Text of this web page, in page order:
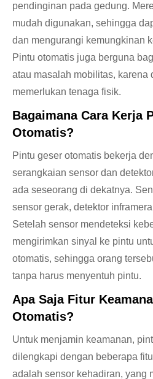
pendinginan pada gedung.
mudah digunakan, sehingga
dan mengurangi kemungkinan
Pintu otomatis juga berguna
atau masalah mobilitas, karena
memerlukan tenaga fisik.
Bagaimana Cara Kerja
Otomatis?
Pintu geser otomatis bekerja
serangkaian sensor dan
ada seseorang di dekatnya.
sensor gerak, detektor
Setelah sensor mendeteksi
mengirimkan sinyal ke pintu
otomatis, sehingga orang
tanpa harus menyentuh pintu.
Apa Saja Fitur
Otomatis?
Untuk menjamin keamanan,
dilengkapi dengan beberapa
adalah sensor kehadiran, yang